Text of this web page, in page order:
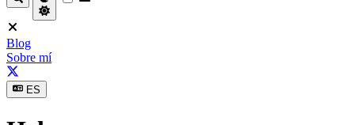
Blog
Sobre mí
ES